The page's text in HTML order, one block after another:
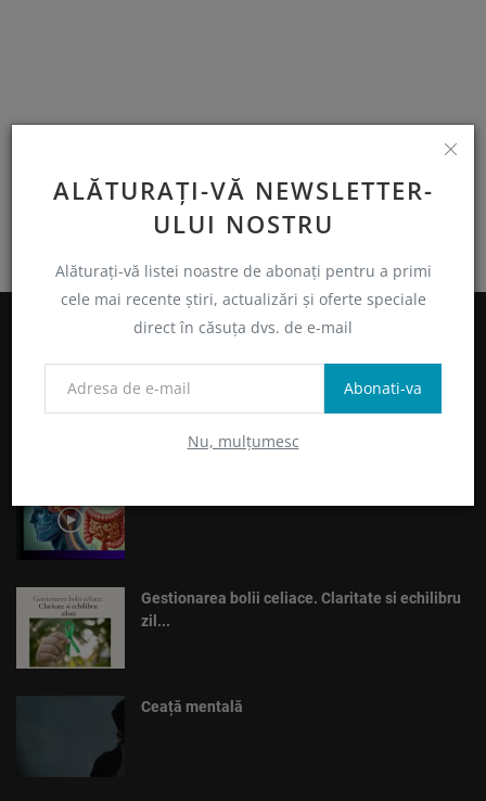
ALĂTURAȚI-VĂ NEWSLETTER-
ULUI NOSTRU
Alăturați-vă listei noastre de abonați pentru a primi
cele mai recente știri, actualizări și oferte speciale
direct în căsuța dvs. de e-mail
Abonati-va
Nu, mulțumesc
Gestionarea bolii celiace. Claritate si echilibru
zil...
Ceață mentală